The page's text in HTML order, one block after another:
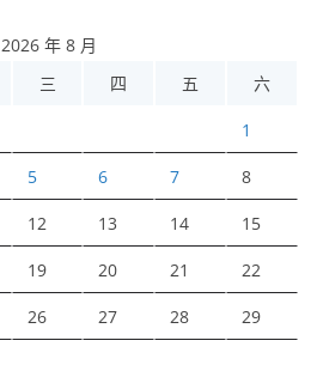
2026 年 8 月
三 四 五 六
1
5 6 7 8
12 13 14 15
19 20 21 22
26 27 28 29